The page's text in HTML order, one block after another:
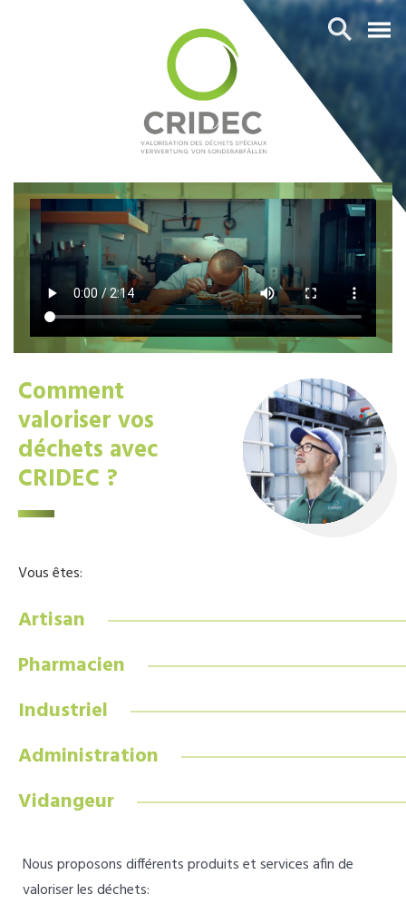
Comment
valoriser vos
déchets avec
CRIDEC ?
Vous êtes:
Artisan
Pharmacien
Industriel
Administration
Vidangeur
Nous proposons différents produits et services afin de
valoriser les déchets: